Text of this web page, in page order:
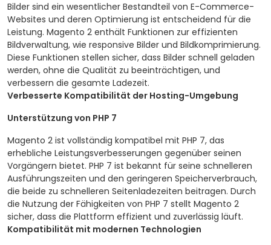
Bilder sind ein wesentlicher Bestandteil von E-Commerce-
Websites und deren Optimierung ist entscheidend für die
Leistung. Magento 2 enthält Funktionen zur effizienten
Bildverwaltung, wie responsive Bilder und Bildkomprimierung.
Diese Funktionen stellen sicher, dass Bilder schnell geladen
werden, ohne die Qualität zu beeinträchtigen, und
verbessern die gesamte Ladezeit.
Verbesserte Kompatibilität der Hosting-Umgebung
Unterstützung von PHP 7
Magento 2 ist vollständig kompatibel mit PHP 7, das
erhebliche Leistungsverbesserungen gegenüber seinen
Vorgängern bietet. PHP 7 ist bekannt für seine schnelleren
Ausführungszeiten und den geringeren Speicherverbrauch,
die beide zu schnelleren Seitenladezeiten beitragen. Durch
die Nutzung der Fähigkeiten von PHP 7 stellt Magento 2
sicher, dass die Plattform effizient und zuverlässig läuft.
Kompatibilität mit modernen Technologien